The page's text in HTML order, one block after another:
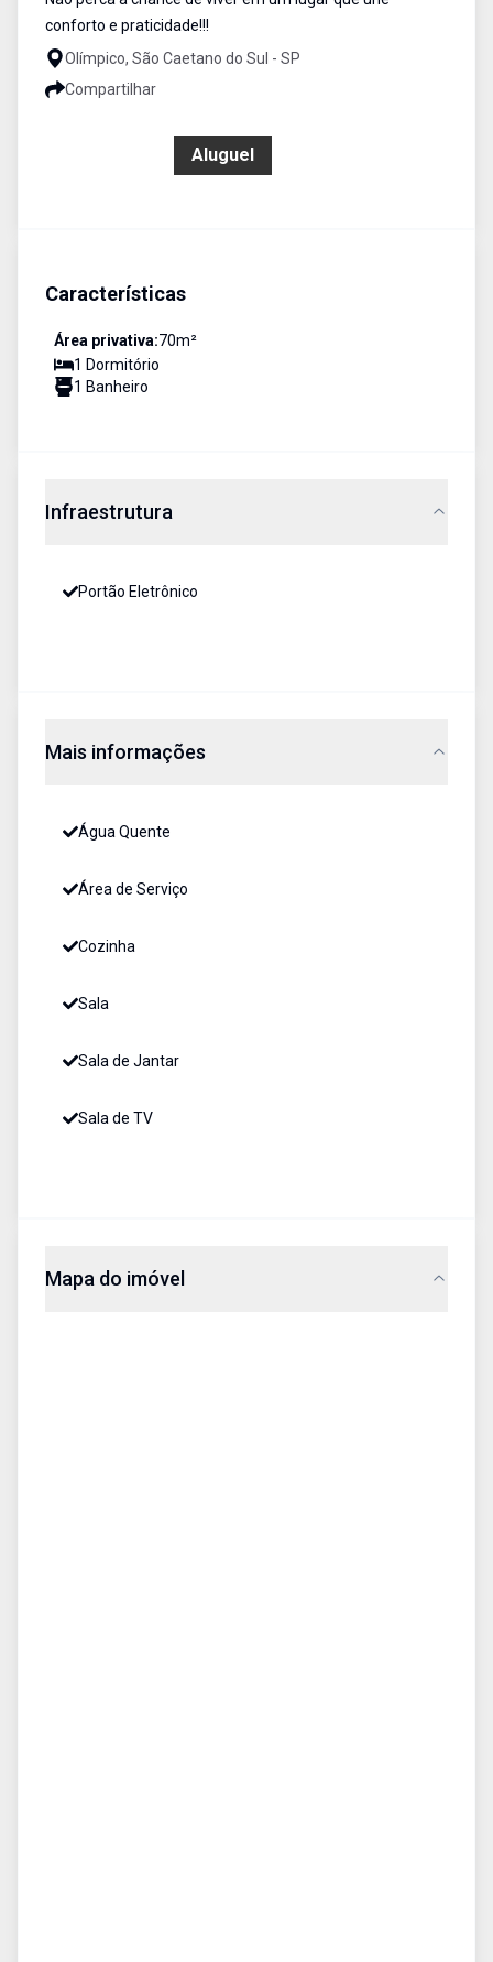
conforto e praticidade!!!
Olímpico, São Caetano do Sul - SP
Compartilhar
Aluguel
Características
Área privativa:70m²
1 Dormitório
1 Banheiro
Infraestrutura
Portão Eletrônico
Mais informações
Água Quente
Área de Serviço
Cozinha
Sala
Sala de Jantar
Sala de TV
Mapa do imóvel